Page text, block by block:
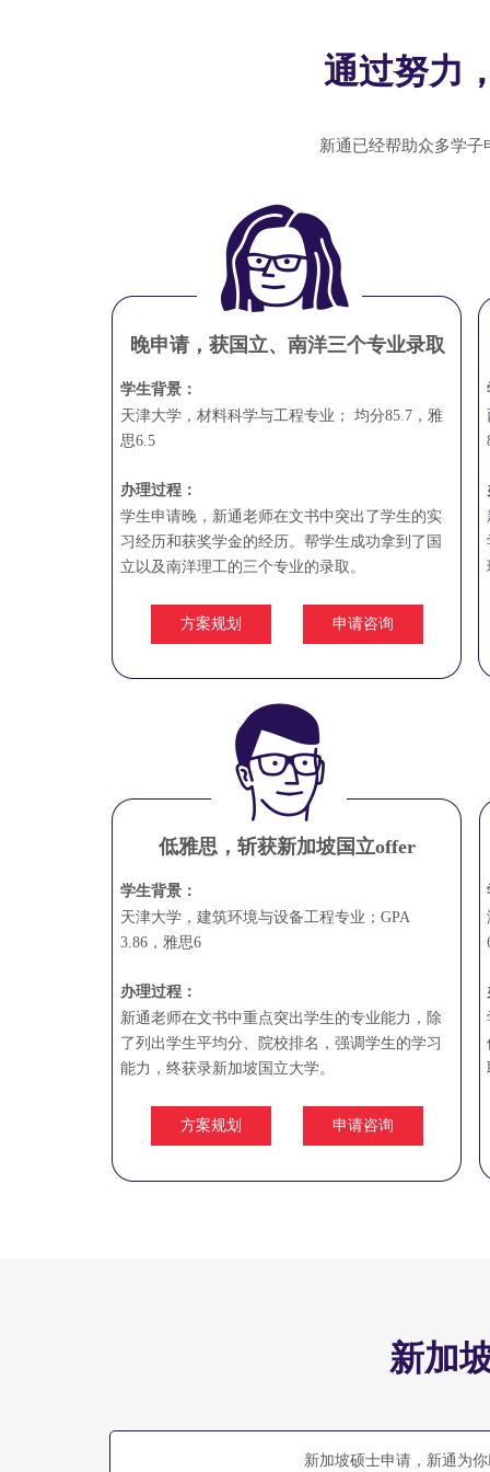
通过努力
新通已经帮助众多学
晚申请，获国立、南洋三个专业录取
学生背景：
天津大学，材料科学与工程专业； 均分85.7，雅
思6.5
办理过程：
学生申请晚，新通老师在文书中突出了学生的实
习经历和获奖学金的经历。帮学生成功拿到了国
立以及南洋理工的三个专业的录取。
方案规划 申请咨询
低雅思，斩获新加坡国立offer
学生背景：
天津大学，建筑环境与设备工程专业；GPA
3.86，雅思6
办理过程：
新通老师在文书中重点突出学生的专业能力，除
了列出学生平均分、院校排名，强调学生的学习
能力，终获录新加坡国立大学。
方案规划 申请咨询
新加
新加坡硕士申请，新通为